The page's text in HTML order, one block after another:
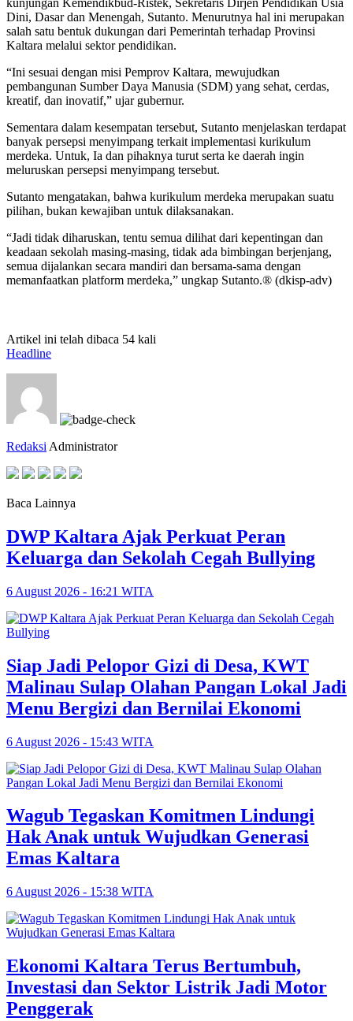
Dini, Dasar dan Menengah, Sutanto. Menurutnya hal ini merupakan
salah satu bentuk dukungan dari Pemerintah terhadap Provinsi
Kaltara melalui sektor pendidikan.
“Ini sesuai dengan misi Pemprov Kaltara, mewujudkan
pembangunan Sumber Daya Manusia (SDM) yang sehat, cerdas,
kreatif, dan inovatif,” ujar gubernur.
Sementara dalam kesempatan tersebut, Sutanto menjelaskan terdapat
banyak persepsi menyimpang terkait implementasi kurikulum
merdeka. Untuk, Ia dan pihaknya turut serta ke daerah ingin
meluruskan persepsi menyimpang tersebut.
Sutanto mengatakan, bahwa kurikulum merdeka merupakan suatu
pilihan, bukan kewajiban untuk dilaksanakan.
“Jadi tidak diharuskan, tentu semua dilihat dari kepentingan dan
keadaan sekolah masing-masing, tidak ada bimbingan berjenjang,
semua dijalankan secara mandiri dan bersama-sama dengan
memanfaatkan platform merdeka,” ungkap Sutanto.® (dkisp-adv)
Artikel ini telah dibaca 54 kali
Headline
Redaksi Administrator
Baca Lainnya
DWP Kaltara Ajak Perkuat Peran
Keluarga dan Sekolah Cegah Bullying
6 August 2026 - 16:21 WITA
Siap Jadi Pelopor Gizi di Desa, KWT
Malinau Sulap Olahan Pangan Lokal Jadi
Menu Bergizi dan Bernilai Ekonomi
6 August 2026 - 15:43 WITA
Wagub Tegaskan Komitmen Lindungi
Hak Anak untuk Wujudkan Generasi
Emas Kaltara
6 August 2026 - 15:38 WITA
Ekonomi Kaltara Terus Bertumbuh,
Investasi dan Sektor Listrik Jadi Motor
Penggerak